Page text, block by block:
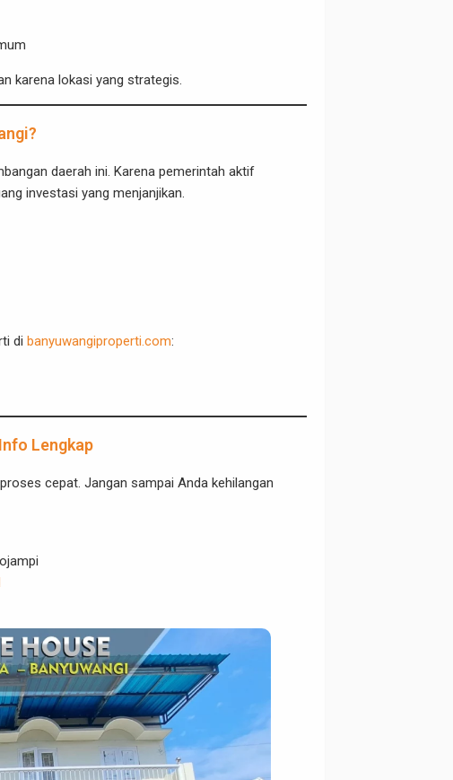
karena lokasi yang strategis.
daerah ini. Karena pemerintah aktif
investasi yang menjanjikan.
di banyuwangiproperti.com:
Lengkap
cepat. Jangan sampai Anda kehilangan